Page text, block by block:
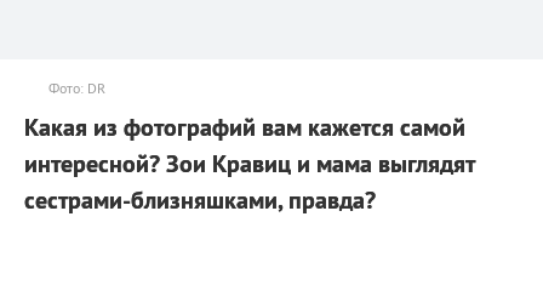
Фото: DR
Какая из фотографий вам кажется самой
интересной? Зои Кравиц и мама выглядят
сестрами-близняшками, правда?